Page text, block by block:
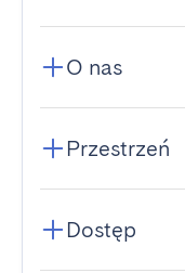
O nas
Przestrzeń
Dostęp